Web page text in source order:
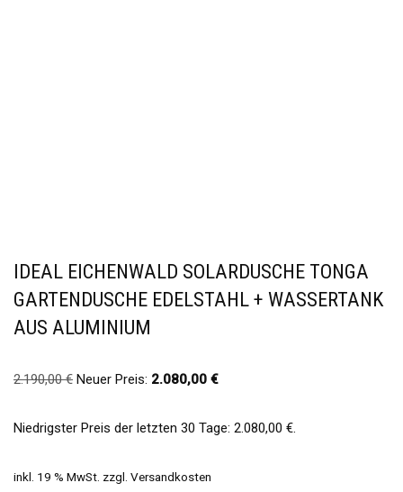
IDEAL EICHENWALD SOLARDUSCHE TONGA
GARTENDUSCHE EDELSTAHL + WASSERTANK
AUS ALUMINIUM
2.190,00€ Neuer Preis: 2.080,00 €
Niedrigster Preis der letzten 30 Tage: 2.080,00 €.
inkl. 19 % MwSt. zzgl. Versandkosten